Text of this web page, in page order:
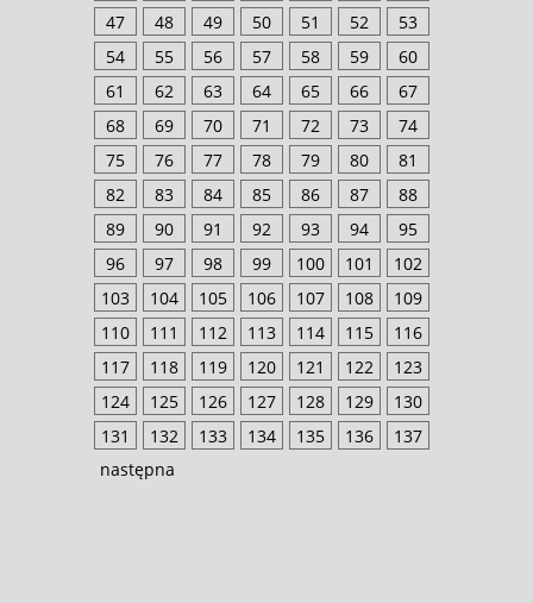
47
48 49 50 51 52
53
54
55 56 57 58 59
60
61
62 63 64 65 66
67
68
69 70 71 72 73
74
75
76 77 78 79 80
81
82
83 84 85 86 87
88
89
90 91 92 93 94
95
96
97 98 99 100 101
102
103
104 105 106 107 108
109
110
111 112 113 114 115
116
117
118 119 120 121 122
123
124
125 126 127 128 129
130
131
132 133 134 135 136
137
następna